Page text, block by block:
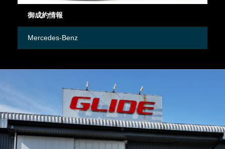
御成約車両
Mercedes-Benz